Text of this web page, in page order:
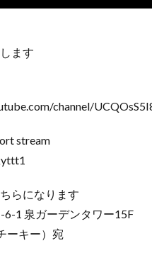
ます
channel/
stream
らになります
1 泉ガーデンタワー15F
ーキー）宛